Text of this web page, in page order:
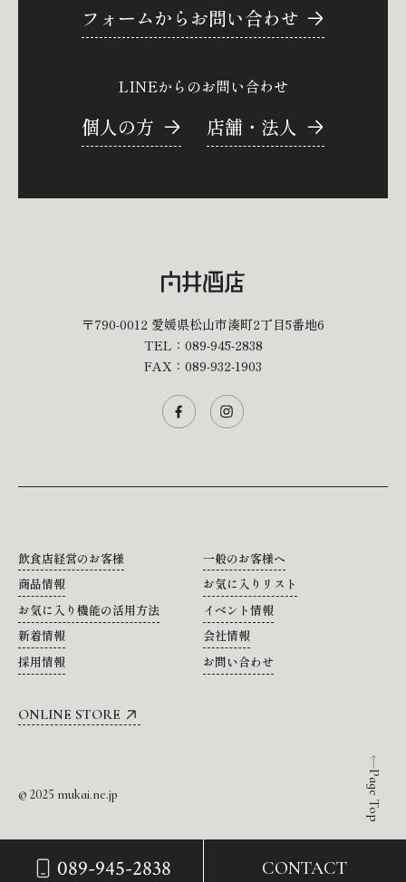
089-945-2838 CONTACT
Page Top
フォームからお問い合わせ
LINEからのお問い合わせ
個人の方 店舗・法人
〒790-0012 愛媛県松山市湊町2丁目5番地6
TEL： 089-945-2838
FAX：089-932-1903
飲食店経営のお客様
一般のお客様へ
商品情報
お気に入りリスト
お気に入り機能の活用方法
イベント情報
新着情報
会社情報
採用情報
お問い合わせ
ONLINE STORE
© 2025 mukai.ne.jp